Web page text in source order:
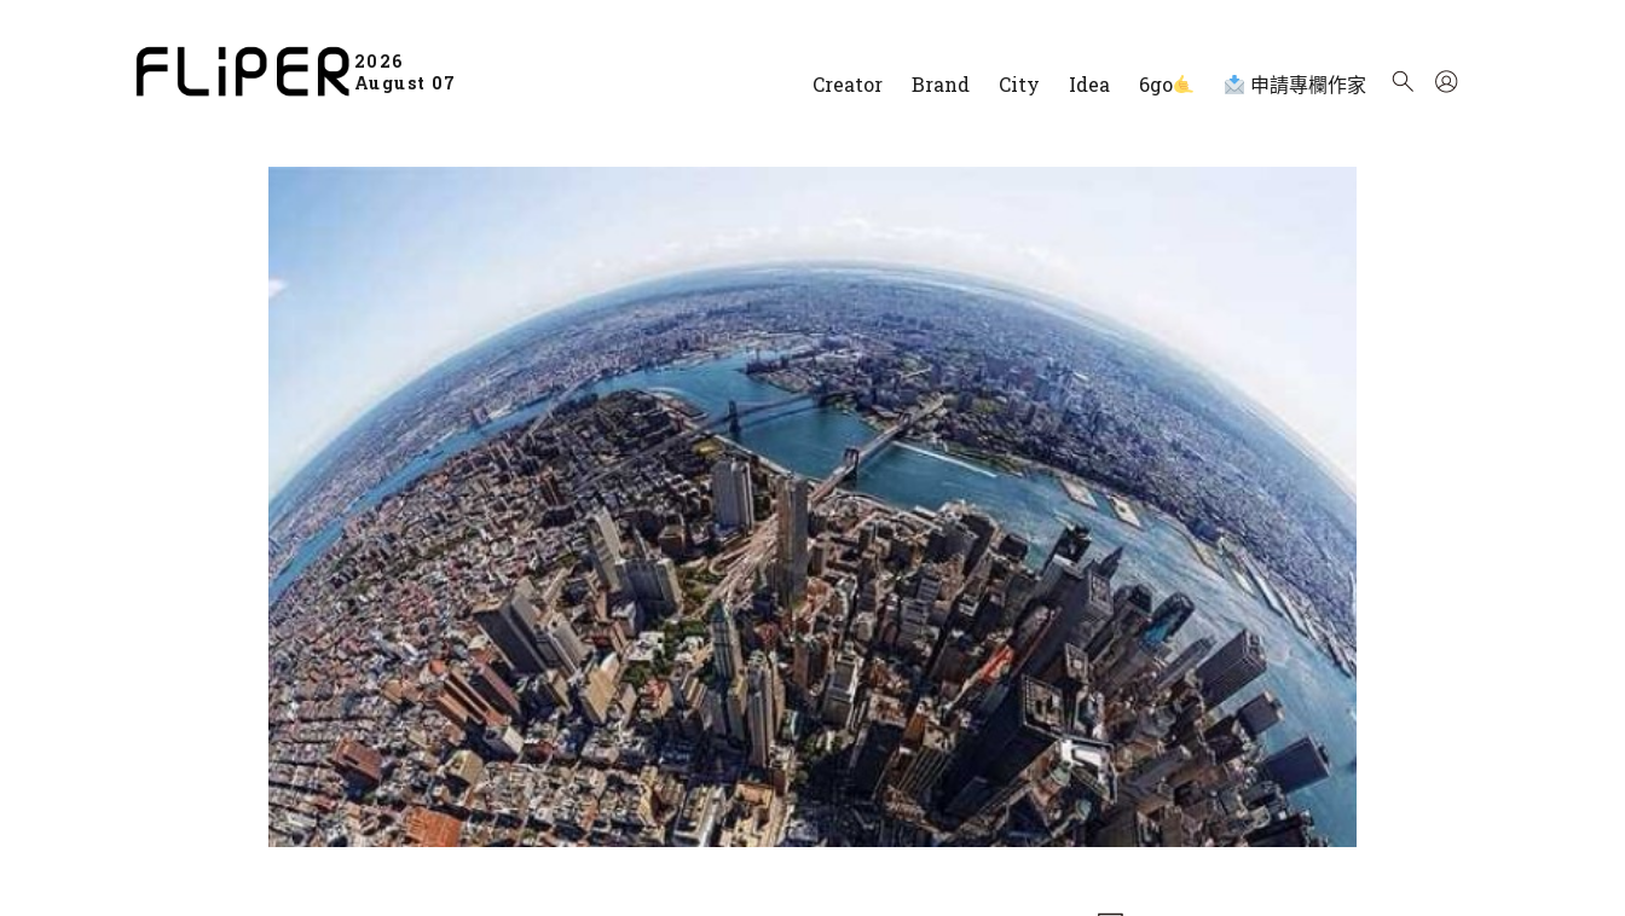
2026
August 07
Creator Brand City Idea 6go 申請專欄作家